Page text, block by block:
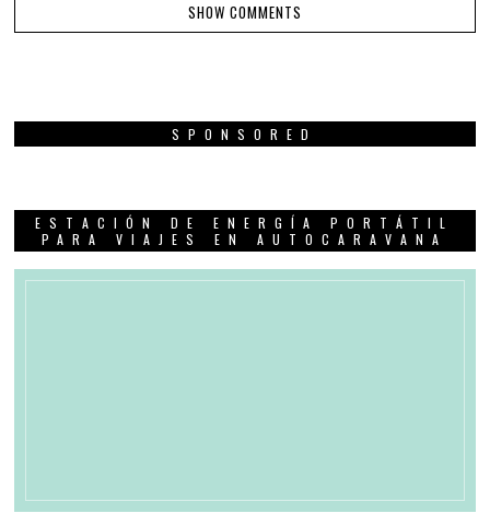
SHOW COMMENTS
SPONSORED
ESTACIÓN DE ENERGÍA PORTÁTIL
PARA VIAJES EN AUTOCARAVANA